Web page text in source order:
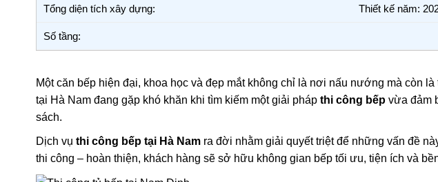
Tổng diện tích xây dựng: Thiết kế năm:
Số tầng:
Một căn bếp hiện đại, khoa học và đẹp mắt không chỉ là nơi nấu nướng mà còn
tại Hà Nam đang gặp khó khăn khi tìm kiếm một giải pháp thi công bếp vừa đảm
sách.
Dịch vụ thi công bếp tại Hà Nam ra đời nhằm giải quyết triệt để những vấn đề
thi công – hoàn thiện, khách hàng sẽ sở hữu không gian bếp tối ưu, tiện ích và